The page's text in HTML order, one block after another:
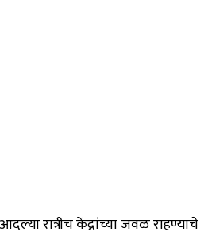
रात्रीच केंद्रांच्या जवळ राहण्याचे